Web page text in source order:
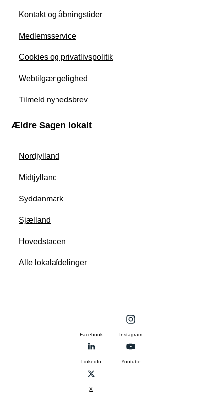
Kontakt og åbningstider
Medlemsservice
Cookies og privatlivspolitik
Webtilgængelighed
Tilmeld nyhedsbrev
Ældre Sagen lokalt
Nordjylland
Midtjylland
Syddanmark
Sjælland
Hovedstaden
Alle lokalafdelinger
Facebook Instagram
LinkedIn Youtube
X